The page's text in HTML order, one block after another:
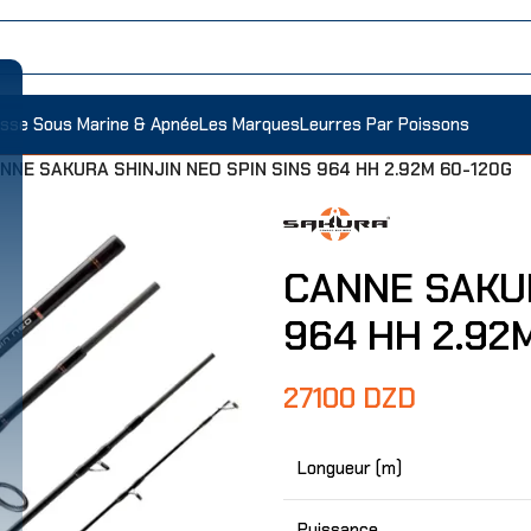
Sous Marine & ApnéeLes MarquesLeurres Par Poissons
SAKURA SHINJIN NEO SPIN SINS 964 HH 2.92M 60-120G
CANNE
964 HH
27100 DZD
Longueur (m)